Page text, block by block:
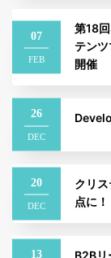
07
FEB
第18
テン
開催
26
DEC
20
DEC
クリ
点に！
13
B2B